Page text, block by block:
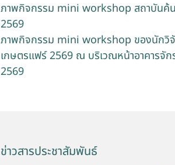
ภาพกิจกรรม mini workshop สถาบันค้
2569
ภาพกิจกรรม mini workshop ของนักวิ
เกษตรแฟร์ 2569 ณ บริเวณหน้าอาคารจั
2569
ข่าวสารประชาสัมพันธ์